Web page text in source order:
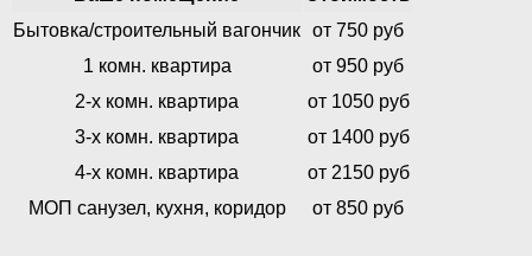
Бытовка/строительный вагончик от 750 руб
1 комн. квартира
от 950 руб
2-х комн. квартира
от 1050 руб
3-х комн. квартира
от 1400 руб
4-х комн. квартира
от 2150 руб
МОП санузел, кухня, коридор
от 850 руб